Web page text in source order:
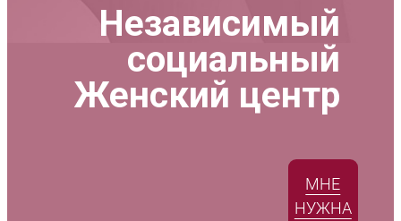
Независимый
социальный
Женский центр
МНЕ
НУЖНА